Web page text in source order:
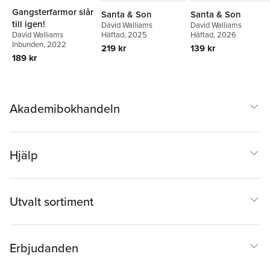
Gangsterfarmor slår
till igen!
David Walliams
Inbunden, 2022
189 kr
Santa & Son
David Walliams
Häftad, 2025
219 kr
Santa & Son
David Walliams
Häftad, 2026
139 kr
Akademibokhandeln
Hjälp
Utvalt sortiment
Erbjudanden